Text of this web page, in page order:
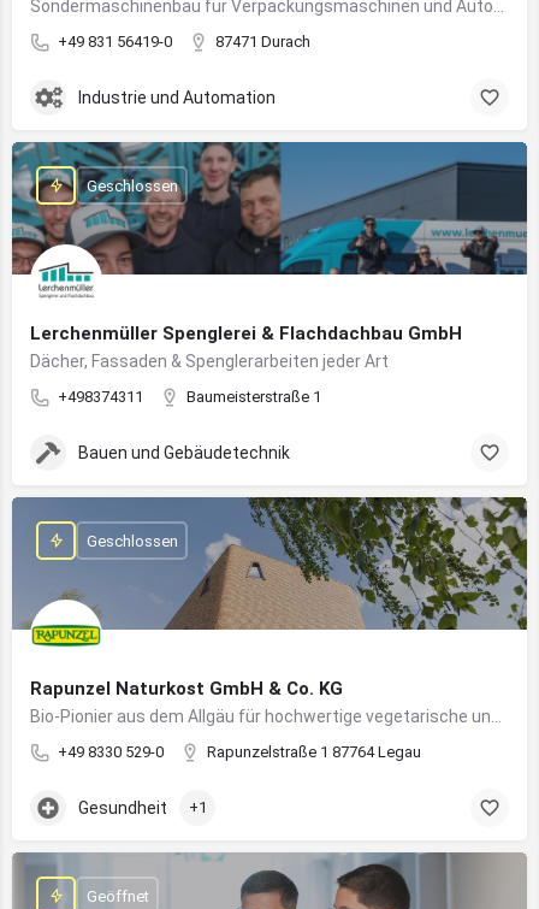
+49 831 56419-0 87471 Durach
Industrie und Automation
Lerchenmüller Spenglerei & Flachdachbau GmbH
Dächer, Fassaden & Spenglerarbeiten jeder Art
+498374311 Baumeisterstraße 1
Geschlossen
Bauen und Gebäudetechnik
Rapunzel Naturkost GmbH & Co. KG
+49 8330 529-0 Rapunzelstraße 1 87764 Legau
Geschlossen
Gesundheit +1
Geöffnet